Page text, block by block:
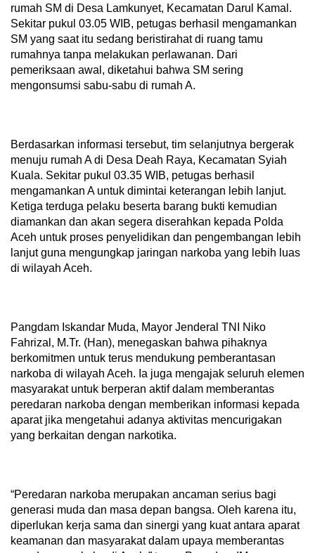
rumah SM di Desa Lamkunyet, Kecamatan Darul Kamal.
Sekitar pukul 03.05 WIB, petugas berhasil mengamankan
SM yang saat itu sedang beristirahat di ruang tamu
rumahnya tanpa melakukan perlawanan. Dari
pemeriksaan awal, diketahui bahwa SM sering
mengonsumsi sabu-sabu di rumah A.
Berdasarkan informasi tersebut, tim selanjutnya bergerak
menuju rumah A di Desa Deah Raya, Kecamatan Syiah
Kuala. Sekitar pukul 03.35 WIB, petugas berhasil
mengamankan A untuk dimintai keterangan lebih lanjut.
Ketiga terduga pelaku beserta barang bukti kemudian
diamankan dan akan segera diserahkan kepada Polda
Aceh untuk proses penyelidikan dan pengembangan lebih
lanjut guna mengungkap jaringan narkoba yang lebih luas
di wilayah Aceh.
Pangdam Iskandar Muda, Mayor Jenderal TNI Niko
Fahrizal, M.Tr. (Han), menegaskan bahwa pihaknya
berkomitmen untuk terus mendukung pemberantasan
narkoba di wilayah Aceh. Ia juga mengajak seluruh elemen
masyarakat untuk berperan aktif dalam memberantas
peredaran narkoba dengan memberikan informasi kepada
aparat jika mengetahui adanya aktivitas mencurigakan
yang berkaitan dengan narkotika.
“Peredaran narkoba merupakan ancaman serius bagi
generasi muda dan masa depan bangsa. Oleh karena itu,
diperlukan kerja sama dan sinergi yang kuat antara aparat
keamanan dan masyarakat dalam upaya memberantas